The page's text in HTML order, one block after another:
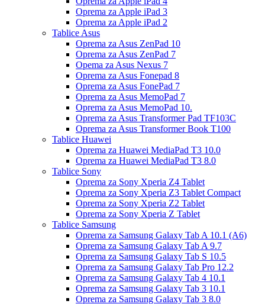
Oprema za Apple iPad 3
Oprema za Apple iPad 2
Tablice Asus
Oprema za Asus ZenPad 10
Oprema za Asus ZenPad 7
Opema za Asus Nexus 7
Oprema za Asus Fonepad 8
Oprema za Asus FonePad 7
Oprema za Asus MemoPad 7
Oprema za Asus MemoPad 10.
Oprema za Asus Transformer Pad TF103C
Oprema za Asus Transformer Book T100
Tablice Huawei
Oprema za Huawei MediaPad T3 10.0
Oprema za Huawei MediaPad T3 8.0
Tablice Sony
Oprema za Sony Xperia Z4 Tablet
Oprema za Sony Xperia Z3 Tablet Compact
Oprema za Sony Xperia Z2 Tablet
Oprema za Sony Xperia Z Tablet
Tablice Samsung
Oprema za Samsung Galaxy Tab A 10.1 (A6)
Oprema za Samsung Galaxy Tab A 9.7
Oprema za Samsung Galaxy Tab S 10.5
Oprema za Samsung Galaxy Tab Pro 12.2
Oprema za Samsung Galaxy Tab 4 10.1
Oprema za Samsung Galaxy Tab 3 10.1
Oprema za Samsung Galaxy Tab 3 8.0